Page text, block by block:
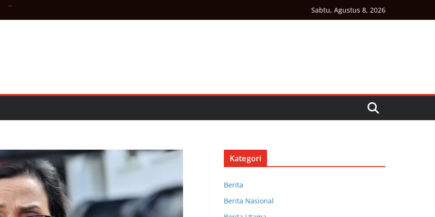
Semakin
Beberapa
Sabtu, Agustus 8, 2026
Kategori
Berita
Berita Nasional